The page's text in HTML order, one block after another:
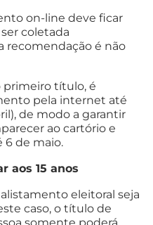
on-line deve ficar
coletada
recomendação é não
primeiro título, é
pela internet até
de modo a garantir
ao cartório e
de maio.
aos 15 anos
eleitoral seja
caso, o título de